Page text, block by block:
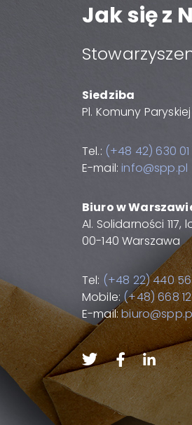
Jak się z
Siedziba
Pl. Komuny
Tel.: (+48 42) 630 01
E-mail: info@spp.pl
Biuro w
Al. Solidarności 117,
00-140 Warszawa
Tel: (+48 22) 440
Mobile:(+48) 668
E-mail: